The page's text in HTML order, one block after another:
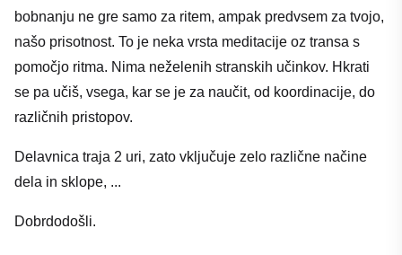
bobnanju ne gre samo za ritem, ampak predvsem za tvojo,
našo prisotnost. To je neka vrsta meditacije oz transa s
pomočjo ritma. Nima neželenih stranskih učinkov. Hkrati
se pa učiš, vsega, kar se je za naučit, od koordinacije, do
različnih pristopov.
Delavnica traja 2 uri, zato vključuje zelo različne načine
dela in sklope, ...
Dobrdodošli.